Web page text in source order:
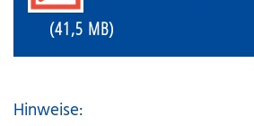
(41,5 MB)
Hinweise: